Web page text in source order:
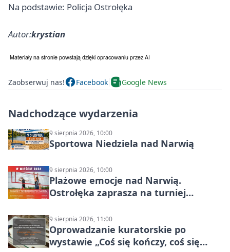
Na podstawie: Policja Ostrołęka
Autor:krystian
Zaobserwuj nas! Facebook Google News
Nadchodzące wydarzenia
9 sierpnia 2026, 10:00
Sportowa Niedziela nad Narwią
9 sierpnia 2026, 10:00
Plażowe emocje nad Narwią.
Ostrołęka zaprasza na turniej
9 sierpnia 2026, 11:00
Oprowadzanie kuratorskie po
wystawie „Coś się kończy, coś się